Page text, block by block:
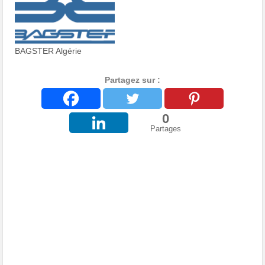
BAGSTER Algérie
Partagez sur :
0
Partages